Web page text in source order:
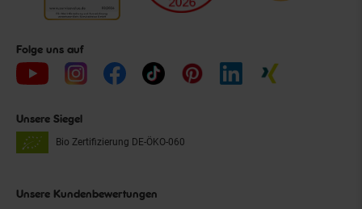
Folge uns auf
Unsere Siegel
Bio Zertifizierung DE-ÖKO-060
Unsere Kundenbewertungen